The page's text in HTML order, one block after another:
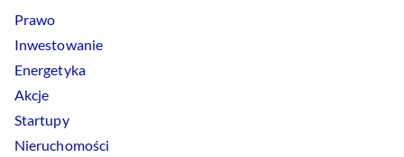
Prawo
Inwestowanie
Energetyka
Akcje
Startupy
Nieruchomości